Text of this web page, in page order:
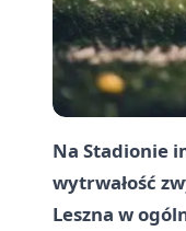
Na Stadionie
wytrwałość
Leszna w